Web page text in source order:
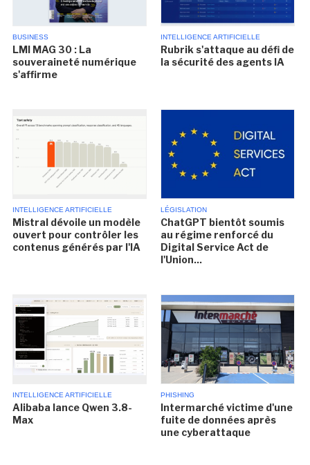
BUSINESS
LMI MAG 30 : La
souveraineté numérique
s'affirme
INTELLIGENCE ARTIFICIELLE
Rubrik s'attaque au défi de
la sécurité des agents IA
INTELLIGENCE ARTIFICIELLE
Mistral dévoile un modèle
ouvert pour contrôler les
contenus générés par l'IA
LÉGISLATION
ChatGPT bientôt soumis
au régime renforcé du
Digital Service Act de
l'Union...
INTELLIGENCE ARTIFICIELLE
Alibaba lance Qwen 3.8-
Max
PHISHING
Intermarché victime d'une
fuite de données après
une cyberattaque